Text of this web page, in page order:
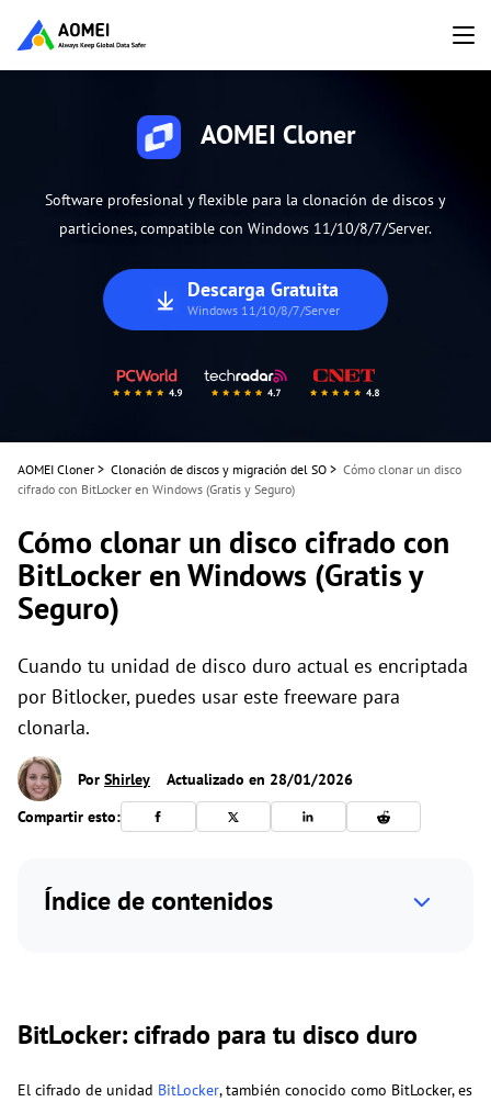
AOMEI Cloner
Software profesional y flexible para la clonación de discos y
particiones, compatible con Windows 11/10/8/7/Server.
Descarga Gratuita
Windows 11/10/8/7/Server
AOMEI Cloner > Clonación de discos y migración del SO > Cómo clonar un disco
cifrado con BitLocker en Windows (Gratis y Seguro)
Cómo clonar un disco cifrado con
BitLocker en Windows (Gratis y
Seguro)
Cuando tu unidad de disco duro actual es encriptada
por Bitlocker, puedes usar este freeware para
clonarla.
Por Shirley
Actualizado en 28/01/2026
Compartir esto:
Índice de contenidos
BitLocker: cifrado para tu disco duro
El cifrado de unidad BitLocker, también conocido como BitLocker, es